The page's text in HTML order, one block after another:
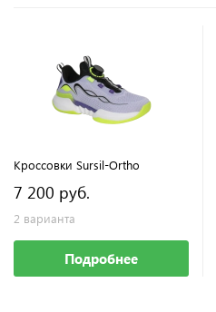
Кроссовки Sursil-Ortho
7 200 руб.
2 варианта
Подробнее